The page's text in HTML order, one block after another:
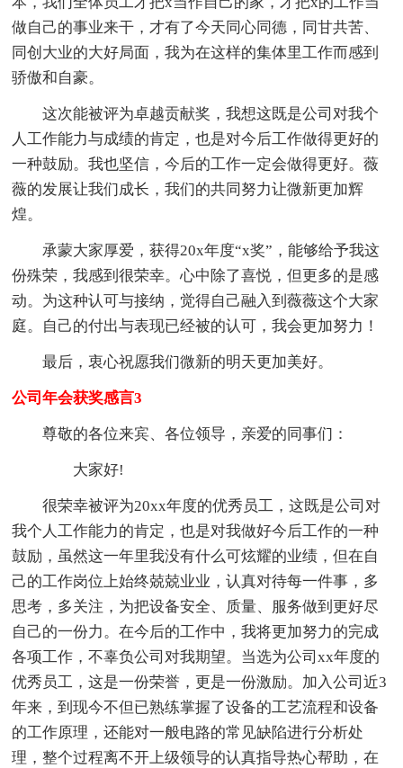
做自己的事业来干，才有了今天同心同德，同甘共苦、
同创大业的大好局面，我为在这样的集体里工作而感到
骄傲和自豪。
这次能被评为卓越贡献奖，我想这既是公司对我个
人工作能力与成绩的肯定，也是对今后工作做得更好的
一种鼓励。我也坚信，今后的工作一定会做得更好。薇
薇的发展让我们成长，我们的共同努力让微新更加辉
煌。
承蒙大家厚爱，获得20x年度“x奖”，能够给予我这
份殊荣，我感到很荣幸。心中除了喜悦，但更多的是感
动。为这种认可与接纳，觉得自己融入到薇薇这个大家
庭。自己的付出与表现已经被的认可，我会更加努力！
最后，衷心祝愿我们微新的明天更加美好。
公司年会获奖感言3
尊敬的各位来宾、各位领导，亲爱的同事们：
大家好!
很荣幸被评为20xx年度的优秀员工，这既是公司对
我个人工作能力的肯定，也是对我做好今后工作的一种
鼓励，虽然这一年里我没有什么可炫耀的业绩，但在自
己的工作岗位上始终兢兢业业，认真对待每一件事，多
思考，多关注，为把设备安全、质量、服务做到更好尽
自己的一份力。在今后的工作中，我将更加努力的完成
各项工作，不辜负公司对我期望。当选为公司xx年度的
优秀员工，这是一份荣誉，更是一份激励。加入公司近3
年来，到现今不但已熟练掌握了设备的工艺流程和设备
的工作原理，还能对一般电路的常见缺陷进行分析处
理，整个过程离不开上级领导的认真指导热心帮助，在